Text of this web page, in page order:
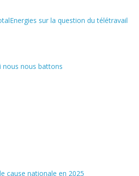
sur la question du télétravail
nous nous battons
cause nationale en 2025